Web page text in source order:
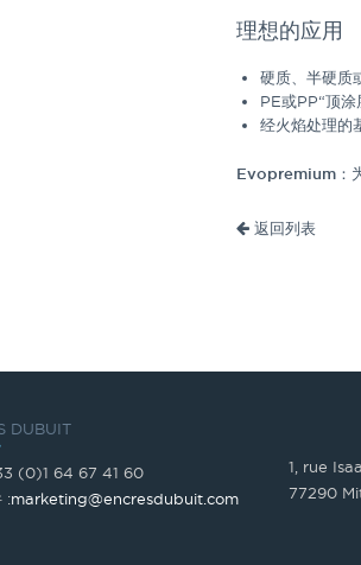
理想的应用
硬质、半硬质
PE或PP“顶涂
经火焰处理的
Evopremium ：
返回列表
DUBUIT
(0)1 64 67 41 60
:marketing@encresdubuit.com
1, rue
77290